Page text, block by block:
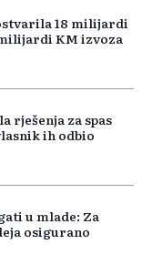
18 milijardi
KM izvoza
rješenja za spas
ih odbio
u mlade: Za
osigurano